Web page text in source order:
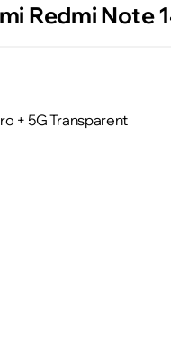
Redmi Note